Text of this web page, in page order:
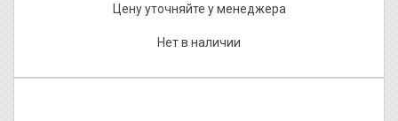
Цену уточняйте у менеджера
Нет в наличии